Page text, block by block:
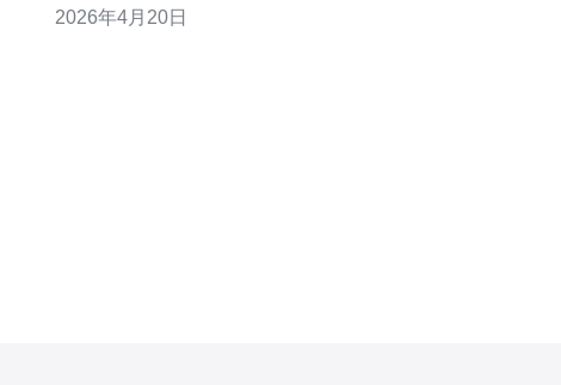
组队有限制，请先查看官方说明并备份重要设置与凭证。
2026年4月20日